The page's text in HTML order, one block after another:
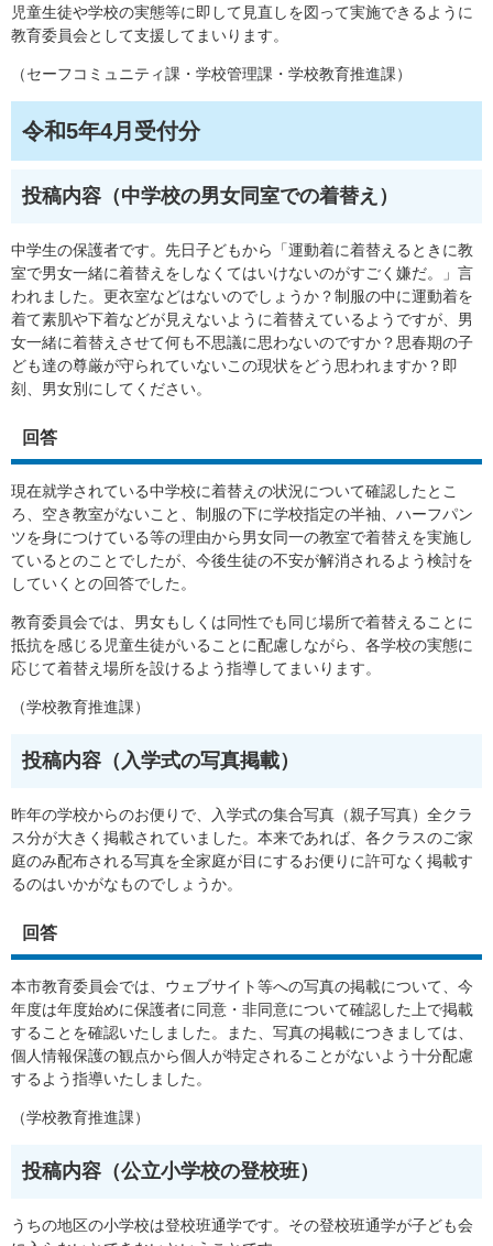
児童生徒や学校の実態等に即して見直しを図って実施できるように
教育委員会として支援してまいります。
​​（セーフコミュニティ課・学校管理課・学校教育推進課）
令和5年4月受付分
投稿内容（中学校の男女同室での着替え）​
中学生の保護者です。先日子どもから「運動着に着替えるときに教
室で男女一緒に着替えをしなくてはいけないのがすごく嫌だ。」言
われました。更衣室などはないのでしょうか？制服の中に運動着を
着て素肌や下着などが見えないように着替えているようですが、男
女一緒に着替えさせて何も不思議に思わないのですか？思春期の子
ども達の尊厳が守られていないこの現状をどう思われますか？即
刻、男女別にしてください。​
回答
現在就学されている中学校に着替えの状況について確認したとこ
ろ、空き教室がないこと、制服の下に学校指定の半袖、ハーフパン
ツを身につけている等の理由から男女同一の教室で着替えを実施し
ているとのことでしたが、今後生徒の不安が解消されるよう検討を
していくとの回答でした。
教育委員会では、男女もしくは同性でも同じ場所で着替えることに
抵抗を感じる児童生徒がいることに配慮しながら、各学校の実態に
応じて着替え場所を設けるよう指導してまいります。
（学校教育推進課）
投稿内容（入学式の写真掲載）​
昨年の学校からのお便りで、入学式の集合写真（親子写真）全クラ
ス分が大きく掲載されていました。本来であれば、各クラスのご家
庭のみ配布される写真を全家庭が目にするお便りに許可なく掲載す
るのはいかがなものでしょうか。​
回答
本市教育委員会では、ウェブサイト等への写真の掲載について、今
年度は年度始めに保護者に同意・非同意について確認した上で掲載
することを確認いたしました。また、写真の掲載につきましては、
個人情報保護の観点から個人が特定されることがないよう十分配慮
するよう指導いたしました。​
（学校教育推進課）
投稿内容（公立小学校の登校班）
うちの地区の小学校は登校班通学です。その登校班通学が子ども会